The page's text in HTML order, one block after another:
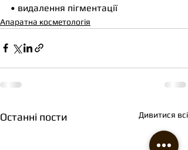
• видалення пігментації
Апаратна косметологія
Останні пости Дивитися всі